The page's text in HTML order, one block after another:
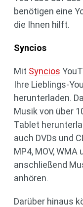
benötigen eine
die Ihnen hilft.
Syncios
Mit Syncios
Ihre Lieblings-
herunterladen.
Musik von über
Tablet
auch DVDs und
MP4, MOV,
anschließend
anhören.
Darüber hinaus